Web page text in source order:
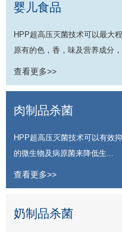
婴儿食品
HPP超高压灭菌技术可以最大
原有的色，香，味及营养成分
查看更多>>
肉制品杀菌
HPP超高压灭菌技术可以有效
的微生物及病原菌来降低生...
查看更多>>
奶制品杀菌